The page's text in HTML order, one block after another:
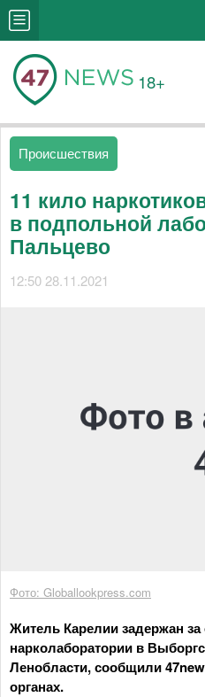
18+
Происшествия
11 кило
в подпольной
Пальцево
12:50 28.11.2021
Фото: Globallookpress.com
Житель Карелии задержан за
нарколаборатории в
Ленобласти, сообщили
органах.